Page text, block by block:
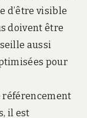
d’être visible
doivent être
aussi
pour
référencement
il est